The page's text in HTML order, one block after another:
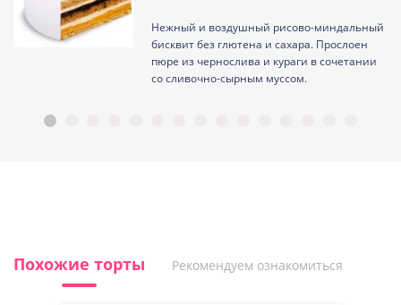
Нежный и воздушный рисово-миндальный
бисквит без глютена и сахара. Прослоен
пюре из чернослива и кураги в сочетании
со сливочно-сырным муссом.
Похожие торты Рекомендуем ознакомиться